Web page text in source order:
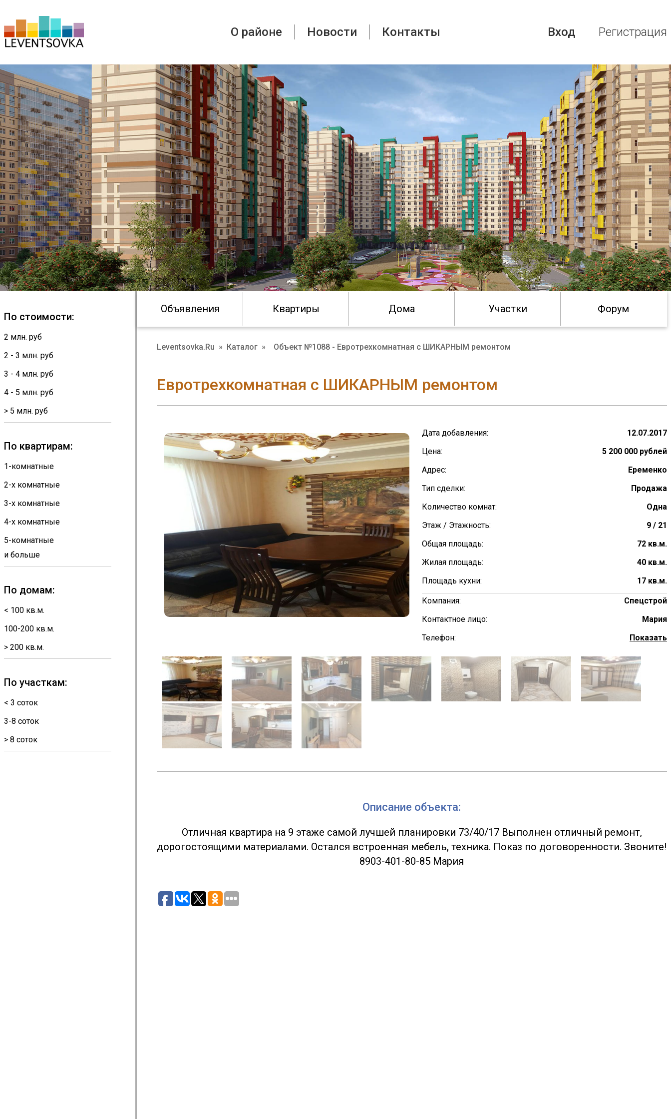
О районе Новости Контакты Вход Регистрация
По стоимости:
2 млн. руб
2 - 3 млн. руб
3 - 4 млн. руб
4 - 5 млн. руб
> 5 млн. руб
По квартирам:
1-комнатные
2-х комнатные
3-х комнатные
4-х комнатные
5-комнатные
и больше
По домам:
< 100 кв.м.
100-200 кв.м.
> 200 кв.м.
По участкам:
< 3 соток
3-8 соток
> 8 соток
Объявления Квартиры Дома Участки Форум
Leventsovka.Ru » Каталог » Объект №1088 - Евротрехкомнатная с ШИКАРНЫМ ремонтом
Евротрехкомнатная с ШИКАРНЫМ ремонтом
Дата добавления:
12.07.2017
Цена:
5 200 000 рублей
Адрес:
Еременко
Тип сделки:
Продажа
Количество комнат:
Одна
Этаж / Этажность:
9 / 21
Общая площадь:
72 кв.м.
Жилая площадь:
40 кв.м.
Площадь кухни:
17 кв.м.
Компания:
Спецстрой
Контактное лицо:
Мария
Телефон:
Показать
Описание объекта:
Отличная квартира на 9 этаже самой лучшей планировки 73/40/17 Выполнен отличный ремонт,
дорогостоящими материалами. Остался встроенная мебель, техника. Показ по договоренности. Звоните!
8903-401-80-85 Мария